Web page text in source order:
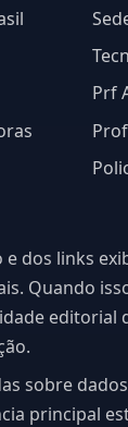
Prf
dos links
Quando
editorial
sobre
principal